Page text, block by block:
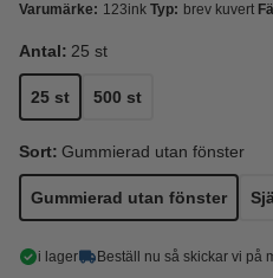
Varumärke: 123ink Typ: brev kuvert
Antal: 25 st
25 st 500 st
Sort: Gummierad utan fönster
Gummierad utan fönster
i lager Beställ nu så skickar vi på